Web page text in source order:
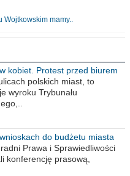
Wojtkowskim mamy..
kobiet. Protest przed biurem
polskich miast, to
wyroku Trybunału
do budżetu miasta
Prawa i Sprawiedliwości
konferencję prasową,